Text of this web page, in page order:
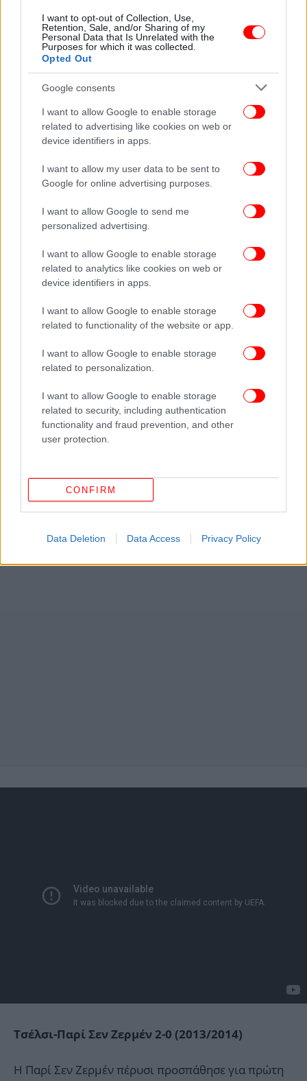
I want to opt-out of Collection, Use,
Retention, Sale, and/or Sharing of my
Personal Data that Is Unrelated with the
Purposes for which it was collected.
Opted Out
Google consents
I want to allow Google to enable storage
related to advertising like cookies on web or
device identifiers in apps.
I want to allow my user data to be sent to
Google for online advertising purposes.
I want to allow Google to send me
personalized advertising.
I want to allow Google to enable storage
related to analytics like cookies on web or
device identifiers in apps.
I want to allow Google to enable storage
related to functionality of the website or app.
I want to allow Google to enable storage
related to personalization.
I want to allow Google to enable storage
related to security, including authentication
functionality and fraud prevention, and other
user protection.
CONFIRM
Data Deletion Data Access Privacy Policy
Μπαρτσελόνα-Μίλαν 4-0 (2012/2013)
Μάρτιος του 2013. Η Μίλαν έχει πανηγυρίσει νίκη
2-0 στο Μιλάνο όμως στον επαναληπτικό στη
Βαρκελώνη υπήρχε κατηφόρα. Οι Καταλανοί με τον
Μέσι να σκοράρει με το καλησπέρα ξεκίνησαν το
δρόμο της ανατροπής και της επιστροφής
φτάνοντας στο τελικό 4-0 με τον Αργεντινό να
δηλώνει στο τέλος του ματς «Αυτή είναι η
Μπαρτσελόνα που όλοι ονειρευόμαστε».
Τσέλσι-Παρί Σεν Ζερμέν 2-0 (2013/2014)
Η Παρί Σεν Ζερμέν πέρυσι προσπάθησε για πρώτη